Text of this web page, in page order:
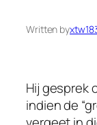
Written by
Hij gesprek
indien de